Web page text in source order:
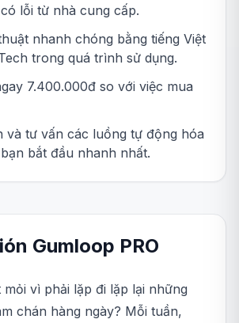
lỗi từ nhà cung cấp.
nhanh chóng bằng tiếng Việt
trong quá trình sử dụng.
7.400.000đ so với việc mua
và tư vấn các luồng tự động hóa
bắt đầu nhanh nhất.
Gumloop PRO
mỏi vì phải lặp đi lặp lại những
chán hàng ngày? Mỗi tuần,